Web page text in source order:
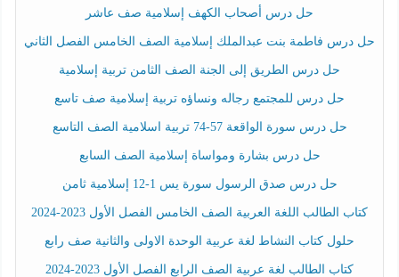
حل درس أصحاب الكهف إسلامية صف عاشر
حل درس فاطمة بنت عبدالملك إسلامية الصف الخامس الفصل الثاني
حل درس الطريق إلى الجنة الصف الثامن تربية إسلامية
حل درس للمجتمع رجاله ونساؤه تربية إسلامية صف تاسع
حل درس سورة الواقعة 57-74 تربية اسلامية الصف التاسع
حل درس بشارة ومواساة إسلامية الصف السابع
حل درس صدق الرسول سورة يس 1-12 إسلامية ثامن
كتاب الطالب اللغة العربية الصف الخامس الفصل الأول 2023-2024
حلول كتاب النشاط لغة عربية الوحدة الاولى والثانية صف رابع
كتاب الطالب لغة عربية الصف الرابع الفصل الأول 2023-2024